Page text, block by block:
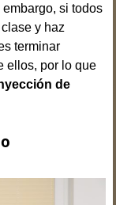
si todos
y haz
terminar
ellos, por lo que
de